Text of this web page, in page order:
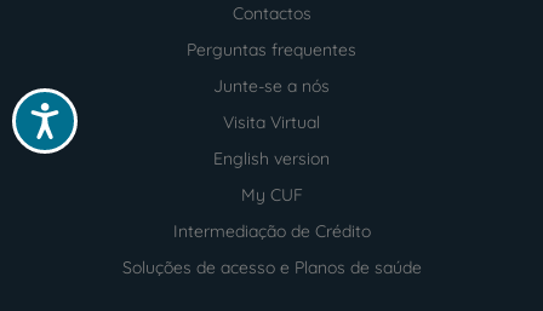
Acessibilidade
Contactos
Perguntas frequentes
Junte-se a nós
Visita Virtual
English version
My CUF
Intermediação de Crédito
Soluções de acesso e Planos de saúde